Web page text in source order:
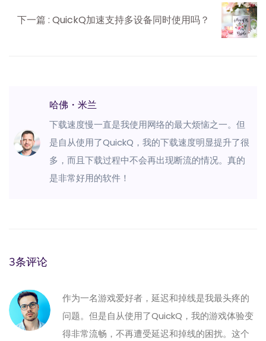
下一篇 : QuickQ加速支持多设备同时使用吗？
哈佛・米兰
下载速度慢一直是我使用网络的最大烦恼之一。但
是自从使用了QuickQ，我的下载速度明显提升了很
多，而且下载过程中不会再出现断流的情况。真的
是非常好用的软件！
3条评论
作为一名游戏爱好者，延迟和掉线是我最头疼的
问题。但是自从使用了QuickQ，我的游戏体验变
得非常流畅，不再遭受延迟和掉线的困扰。这个